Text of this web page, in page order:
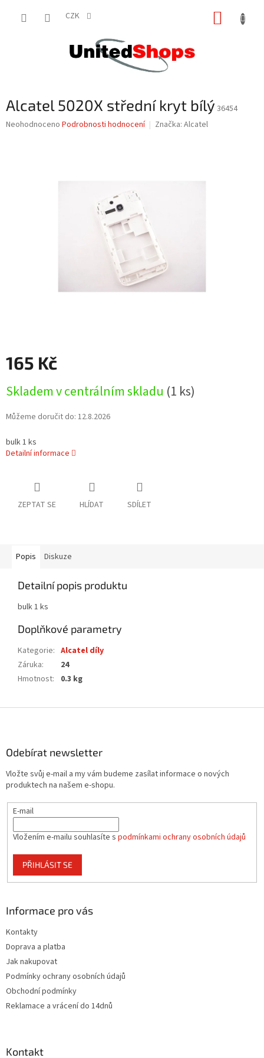
CZK
Alcatel 5020X střední kryt bílý 36454
Průměrné
Neohodnoceno Podrobnosti hodnocení Značka: Alcatel
165 Kč
cena:
Skladem v centrálním skladu (1 ks)
Můžeme doručit do: 12.8.2026
bulk 1 ks
Detailní informace
ZEPTAT SE HLÍDAT SDÍLET
Popis Diskuze
Detailní popis produktu
bulk 1 ks
Doplňkové parametry
Kategorie: Alcatel díly
Záruka:
24
Hmotnost: 0.3 kg
Odebírat newsletter
Vložte svůj e-mail a my vám budeme zasílat informace o nových
produktech na našem e-shopu.
E-mail
Vložením e-mailu souhlasíte s podmínkami ochrany osobních údajů
PŘIHLÁSIT SE
Informace pro vás
Kontakty
Doprava a platba
Jak nakupovat
Podmínky ochrany osobních údajů
Obchodní podmínky
Reklamace a vrácení do 14dnů
Kontakt